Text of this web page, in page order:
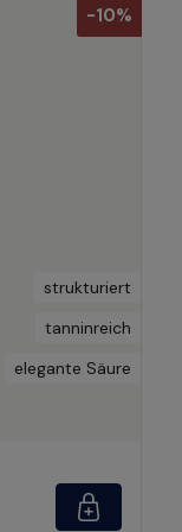
-10%
strukturiert
tanninreich
elegante Säure